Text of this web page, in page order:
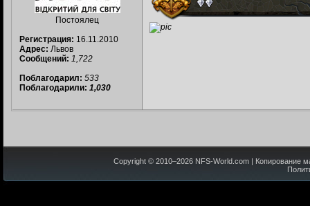
Постоялец
Регистрация: 16.11.2010
Адрес: Львов
Сообщений: 1,722
Поблагодарил: 533
Поблагодарили: 1,030
Copyright © 2010–2026 NFS-World.com | Копирование